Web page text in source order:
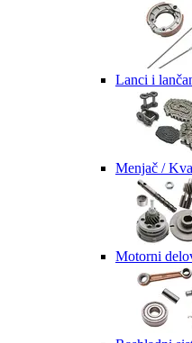
Lanci i
Menjač /
Motorni